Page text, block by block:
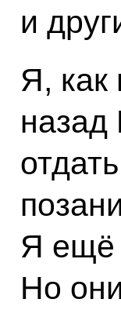
и
Я, как
назад
Я ещё
Но